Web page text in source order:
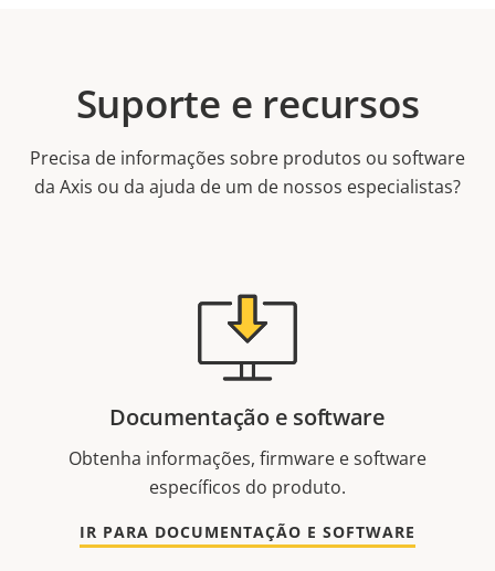
Suporte e recursos
Precisa de informações sobre produtos ou software
da Axis ou da ajuda de um de nossos especialistas?
Documentação e software
Obtenha informações, firmware e software
específicos do produto.
IR PARA DOCUMENTAÇÃO E SOFTWARE